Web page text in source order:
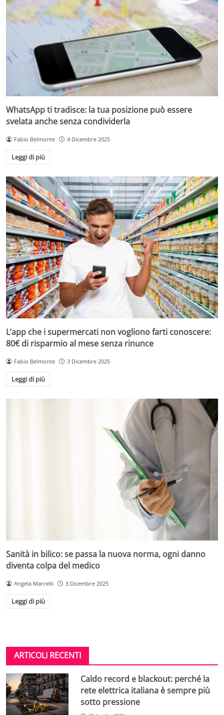
WhatsApp ti tradisce: la tua posizione può essere
svelata anche senza condividerla
Fabio Belmonte 4 Dicembre 2025
Leggi di più
L’app che i supermercati non vogliono farti conoscere:
80€ di risparmio al mese senza rinunce
Fabio Belmonte 3 Dicembre 2025
Leggi di più
Sanità in bilico: se passa la nuova norma, ogni danno
diventa colpa del medico
Angela Marrelli 3 Dicembre 2025
Leggi di più
ARTICOLI RECENTI
Caldo record e blackout: perché la
rete elettrica italiana è sempre più
sotto pressione